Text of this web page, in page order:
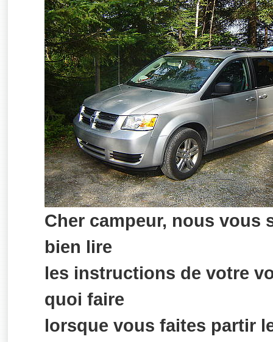
Cher campeur, nous vous
bien lire
les instructions de votre
quoi faire
lorsque vous faites partir